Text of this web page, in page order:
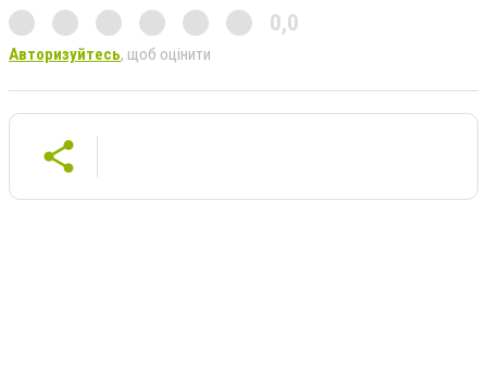
0,0
Авторизуйтесь, щоб оцінити